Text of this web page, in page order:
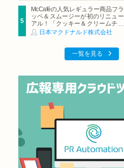
McCaféの人気レギュラー商品フラ
ッペ＆スムージーが初のリニュー
アル！「クッキー＆クリームチョ
コフラッペ」「マンゴースムージ
日本マクドナルド株式会社
一覧を見る